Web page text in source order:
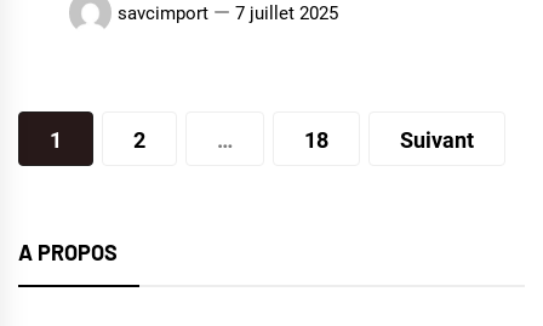
savcimport 7 juillet 2025
Pagination
des
1 2 … 18 Suivant
A PROPOS